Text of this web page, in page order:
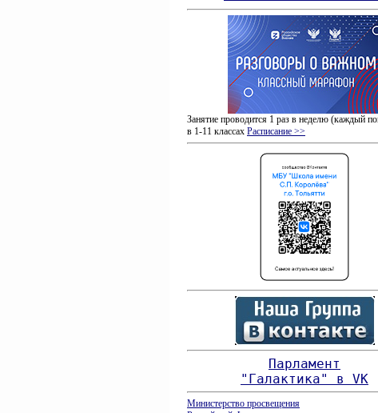
Занятие проводится 1 раз в неделю (каждый
в 1-11 классах Расписание >>
Парламент
"Галактика" в VK
Министерство просвещения